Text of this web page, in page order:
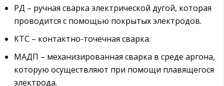
РД – ручная сварка электрической дугой, которая
проводится с помощью покрытых электродов.
КТС – контактно-точечная сварка.
МАДП – механизированная сварка в среде аргона,
которую осуществляют при помощи плавящегося
электрода.